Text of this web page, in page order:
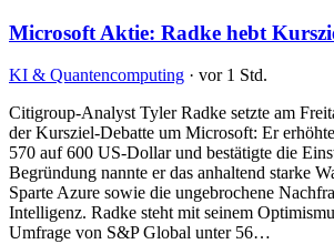
Microsoft Aktie: Radke hebt
KI & Quantencomputing · vor 1 Std.
Citigroup-Analyst Tyler Radke setzte am
der Kursziel-Debatte um Microsoft: Er
570 auf 600 US-Dollar und bestätigte die
Begründung nannte er das anhaltend starke
Sparte Azure sowie die ungebrochene
Intelligenz. Radke steht mit seinem
Umfrage von S&P Global unter 56…